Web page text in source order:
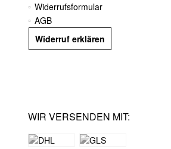
Widerrufsformular
AGB
Widerruf erklären
WIR VERSENDEN MIT: